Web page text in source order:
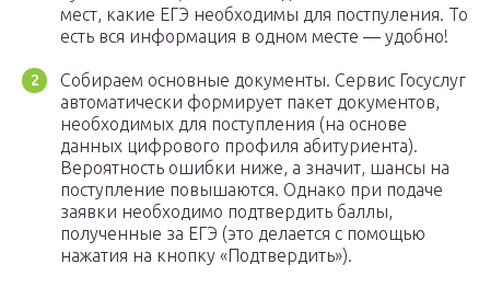
мест, какие ЕГЭ необходимы для постпуления. То
есть вся информация в одном месте — удобно!
Собираем основные документы. Сервис Госуслуг
автоматически формирует пакет документов,
необходимых для поступления (на основе
данных цифрового профиля абитуриента).
Вероятность ошибки ниже, а значит, шансы на
поступление повышаются. Однако при подаче
заявки необходимо подтвердить баллы,
полученные за ЕГЭ (это делается с помощью
нажатия на кнопку «Подтвердить»).